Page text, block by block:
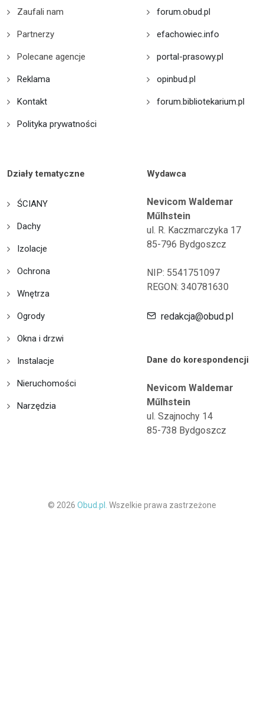
Zaufali nam
Partnerzy
Polecane agencje
Reklama
Kontakt
Polityka prywatności
forum.obud.pl
efachowiec.info
portal-prasowy.pl
opinbud.pl
forum.bibliotekarium.pl
Działy tematyczne
ŚCIANY
Dachy
Izolacje
Ochrona
Wnętrza
Ogrody
Okna i drzwi
Instalacje
Nieruchomości
Narzędzia
Wydawca
Nevicom Waldemar
Műlhstein
ul. R. Kaczmarczyka 17
85-796 Bydgoszcz
NIP: 5541751097
REGON: 340781630
redakcja@obud.pl
Dane do korespondencji
Nevicom Waldemar
Műlhstein
ul. Szajnochy 14
85-738 Bydgoszcz
© 2026 Obud.pl. Wszelkie prawa zastrzeżone